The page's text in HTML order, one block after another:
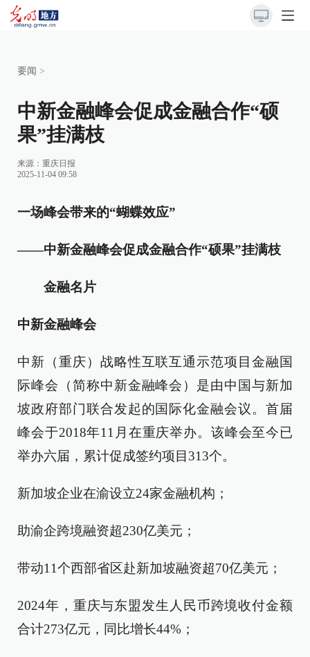
要闻 >
中新金融峰会促成金融合作“硕
果”挂满枝
来源： 重庆日报
2025-11-04 09:58
一场峰会带来的“蝴蝶效应”
——中新金融峰会促成金融合作“硕果”挂满枝
金融名片
中新金融峰会
中新（重庆）战略性互联互通示范项目金融国
际峰会（简称中新金融峰会）是由中国与新加
坡政府部门联合发起的国际化金融会议。首届
峰会于2018年11月在重庆举办。该峰会至今已
举办六届，累计促成签约项目313个。
新加坡企业在渝设立24家金融机构；
助渝企跨境融资超230亿美元；
带动11个西部省区赴新加坡融资超70亿美元；
2024年，重庆与东盟发生人民币跨境收付金额
合计273亿元，同比增长44%；